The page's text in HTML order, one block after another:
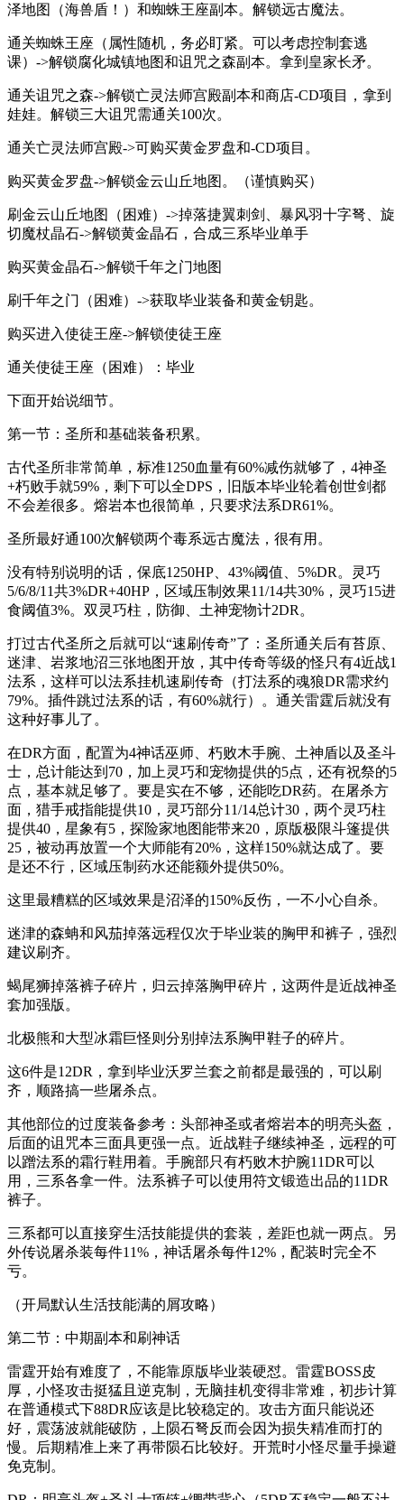
泽地图（海兽盾！）和蜘蛛王座副本。解锁远古魔法。
通关蜘蛛王座（属性随机，务必盯紧。可以考虑控制套逃
课）->解锁腐化城镇地图和诅咒之森副本。拿到皇家长矛。
通关诅咒之森->解锁亡灵法师宫殿副本和商店-CD项目，拿到
娃娃。解锁三大诅咒需通关100次。
通关亡灵法师宫殿->可购买黄金罗盘和-CD项目。
购买黄金罗盘->解锁金云山丘地图。（谨慎购买）
刷金云山丘地图（困难）->掉落捷翼刺剑、暴风羽十字弩、旋
切魔杖晶石->解锁黄金晶石，合成三系毕业单手
购买黄金晶石->解锁千年之门地图
刷千年之门（困难）->获取毕业装备和黄金钥匙。
购买进入使徒王座->解锁使徒王座
通关使徒王座（困难）：毕业
下面开始说细节。
第一节：圣所和基础装备积累。
古代圣所非常简单，标准1250血量有60%减伤就够了，4神圣
+朽败手就59%，剩下可以全DPS，旧版本毕业轮着创世剑都
不会差很多。熔岩本也很简单，只要求法系DR61%。
圣所最好通100次解锁两个毒系远古魔法，很有用。
没有特别说明的话，保底1250HP、43%阈值、5%DR。灵巧
5/6/8/11共3%DR+40HP，区域压制效果11/14共30%，灵巧15进
食阈值3%。双灵巧柱，防御、土神宠物计2DR。
打过古代圣所之后就可以“速刷传奇”了：圣所通关后有苔原、
迷津、岩浆地沼三张地图开放，其中传奇等级的怪只有4近战1
法系，这样可以法系挂机速刷传奇（打法系的魂狼DR需求约
79%。插件跳过法系的话，有60%就行）。通关雷霆后就没有
这种好事儿了。
在DR方面，配置为4神话巫师、朽败木手腕、土神盾以及圣斗
士，总计能达到70，加上灵巧和宠物提供的5点，还有祝祭的5
点，基本就足够了。要是实在不够，还能吃DR药。在屠杀方
面，猎手戒指能提供10，灵巧部分11/14总计30，两个灵巧柱
提供40，星象有5，探险家地图能带来20，原版极限斗篷提供
25，被动再放置一个大师能有20%，这样150%就达成了。要
是还不行，区域压制药水还能额外提供50%。
这里最糟糕的区域效果是沼泽的150%反伤，一不小心自杀。
迷津的森蚺和风茄掉落远程仅次于毕业装的胸甲和裤子，强烈
建议刷齐。
蝎尾狮掉落裤子碎片，归云掉落胸甲碎片，这两件是近战神圣
套加强版。
北极熊和大型冰霜巨怪则分别掉法系胸甲鞋子的碎片。
这6件是12DR，拿到毕业沃罗兰套之前都是最强的，可以刷
齐，顺路搞一些屠杀点。
其他部位的过度装备参考：头部神圣或者熔岩本的明亮头盔，
后面的诅咒本三面具更强一点。近战鞋子继续神圣，远程的可
以蹭法系的霜行鞋用着。手腕部只有朽败木护腕11DR可以
用，三系各拿一件。法系裤子可以使用符文锻造出品的11DR
裤子。
三系都可以直接穿生活技能提供的套装，差距也就一两点。另
外传说屠杀装每件11%，神话屠杀每件12%，配装时完全不
亏。
（开局默认生活技能满的屑攻略）
第二节：中期副本和刷神话
雷霆开始有难度了，不能靠原版毕业装硬怼。雷霆BOSS皮
厚，小怪攻击挺猛且逆克制，无脑挂机变得非常难，初步计算
在普通模式下88DR应该是比较稳定的。攻击方面只能说还
好，震荡波就能破防，上陨石弩反而会因为损失精准而打的
慢。后期精准上来了再带陨石比较好。开荒时小怪尽量手操避
免克制。